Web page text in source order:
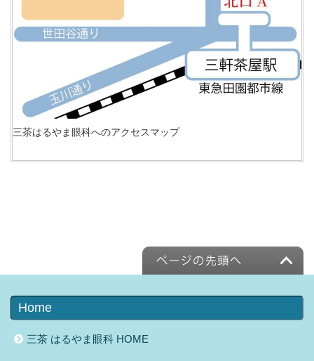
三茶はるやま眼科へのアクセスマップ
Home
三茶 はるやま眼科 HOME